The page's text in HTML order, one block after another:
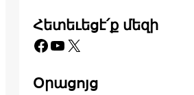
Հետեւեցէ՛ք մեզի
Facebook YouTube X
Օրացոյց